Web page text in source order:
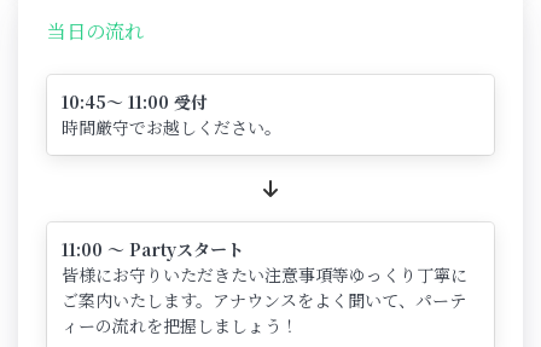
当日の流れ
10:45～ 11:00 受付
時間厳守でお越しください。
11:00 ～ Partyスタート
皆様にお守りいただきたい注意事項等ゆっくり丁寧に
ご案内いたします。アナウンスをよく聞いて、パーテ
ィーの流れを把握しましょう！